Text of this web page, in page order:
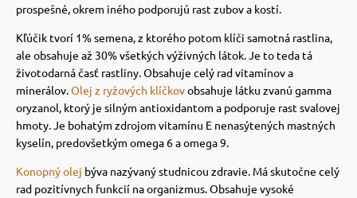
psov
pre psov
a ohlávky
psov
mačky
mačky
mačky
prospešné, okrem iného podporujú rast zubov a kostí.
Kľúčik tvorí 1% semena, z ktorého potom klíči samotná rastlina,
ale obsahuje až 30% všetkých výživných látok. Je to teda tá
životodarná časť rastliny. Obsahuje celý rad vitamínov a
minerálov.Olej z ryžových klíčkovobsahuje látku zvanú gamma
oryzanol, ktorý je silným antioxidantom a podporuje rast svalovej
hmoty. Je bohatým zdrojom vitamínu E nenasýtených mastných
kyselín, predovšetkým omega 6 a omega 9.
Konopný olej býva nazývaný studnicou zdravie. Má skutočne celý
rad pozitívnych funkcií na organizmus. Obsahuje vysoké